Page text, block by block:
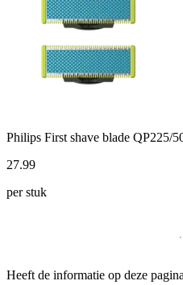
Philips First shave blade QP225/
27.99
per stuk
Heeft de informatie op deze